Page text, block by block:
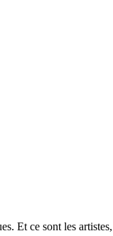
Et ce sont les